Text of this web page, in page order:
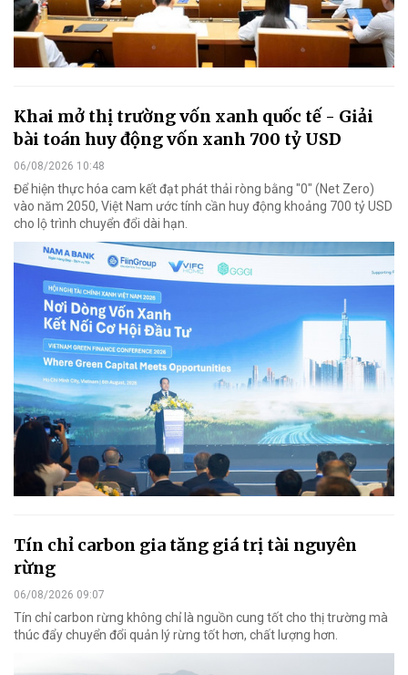
Khai mở thị trường vốn xanh quốc tế - Giải
bài toán huy động vốn xanh 700 tỷ USD
06/08/2026 10:48
Để hiện thực hóa cam kết đạt phát thải ròng bằng "0" (Net Zero)
vào năm 2050, Việt Nam ước tính cần huy động khoảng 700 tỷ USD
cho lộ trình chuyển đổi dài hạn.
Tín chỉ carbon gia tăng giá trị tài nguyên
rừng
06/08/2026 09:07
Tín chỉ carbon rừng không chỉ là nguồn cung tốt cho thị trường mà
thúc đẩy chuyển đổi quản lý rừng tốt hơn, chất lượng hơn.